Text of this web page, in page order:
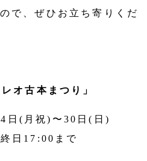
で、ぜひお立ち寄りくだ
オ古本まつり」
日(月祝)〜30日(日)
日17:00まで